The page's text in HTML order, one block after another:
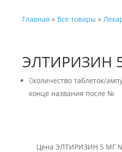
Главная » Все товары »
ЭЛТИРИЗИН
количество таблеток/
конце названия после №
Цена ЭЛТИРИЗИН 5 МГ